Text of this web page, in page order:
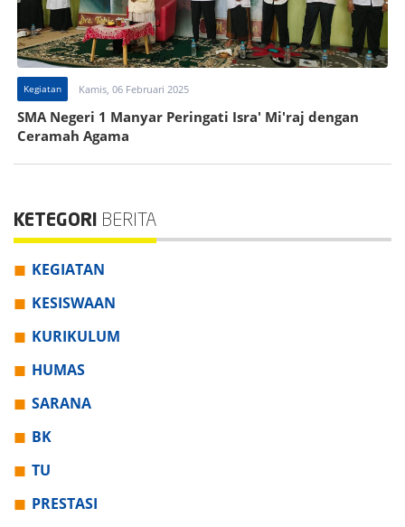
Kegiatan Kamis, 06 Februari 2025
SMA Negeri 1 Manyar Peringati Isra' Mi'raj dengan
Ceramah Agama
KETEGORI BERITA
KEGIATAN
KESISWAAN
KURIKULUM
HUMAS
SARANA
BK
TU
PRESTASI